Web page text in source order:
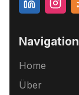
Navigation
Home
Über